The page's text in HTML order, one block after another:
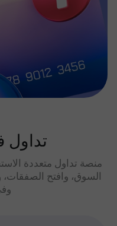
تداول
منصة تداول متعددة
السوق، وافتح